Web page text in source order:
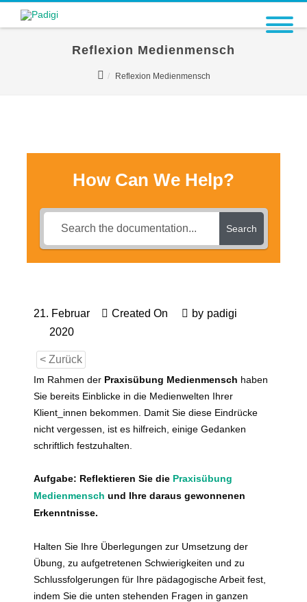
Reflexion Medienmensch
Reflexion Medienmensch
How Can We Help?
Search
Created On
21. Februar
2020
by padigi
< Zurück
Im Rahmen der Praxisübung Medienmensch haben
Sie bereits Einblicke in die Medienwelten Ihrer
Klient_innen bekommen. Damit Sie diese Eindrücke
nicht vergessen, ist es hilfreich, einige Gedanken
schriftlich festzuhalten.
Aufgabe: Reflektieren Sie die Praxisübung
Medienmensch und Ihre daraus gewonnenen
Erkenntnisse.
Halten Sie Ihre Überlegungen zur Umsetzung der
Übung, zu aufgetretenen Schwierigkeiten und zu
Schlussfolgerungen für Ihre pädagogische Arbeit fest,
indem Sie die unten stehenden Fragen in ganzen